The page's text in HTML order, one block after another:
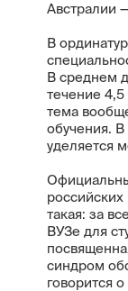
Австралии
В
В среднем
течение 4,5
тема
обучения.
уделяется
такая: за
ВУЗе для
синдром
говорится